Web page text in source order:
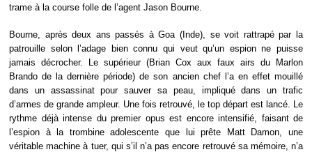
trame à la course folle de l’agent Jason Bourne.
Bourne, après deux ans passés à Goa (Inde), se voit rattrapé par la
patrouille selon l’adage bien connu qui veut qu’un espion ne puisse
jamais décrocher. Le supérieur (Brian Cox aux faux airs du Marlon
Brando de la dernière période) de son ancien chef l’a en effet mouillé
dans un assassinat pour sauver sa peau, impliqué dans un trafic
d’armes de grande ampleur. Une fois retrouvé, le top départ est lancé. Le
rythme déjà intense du premier opus est encore intensifié, faisant de
l’espion à la trombine adolescente que lui prête Matt Damon, une
véritable machine à tuer, qui s’il n’a pas encore retrouvé sa mémoire, n’a